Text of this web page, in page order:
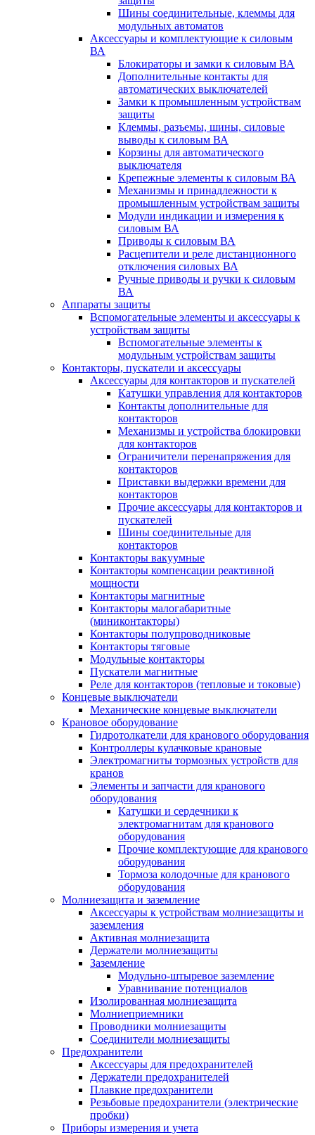
Шины соединительные, клеммы для
модульных автоматов
Аксессуары и комплектующие к силовым
ВА
Блокираторы и замки к силовым ВА
Дополнительные контакты для
автоматических выключателей
Замки к промышленным устройствам
защиты
Клеммы, разъемы, шины, силовые
выводы к силовым ВА
Корзины для автоматического
выключателя
Крепежные элементы к силовым ВА
Механизмы и принадлежности к
промышленным устройствам защиты
Модули индикации и измерения к
силовым ВА
Приводы к силовым ВА
Расцепители и реле дистанционного
отключения силовых ВА
Ручные приводы и ручки к силовым
ВА
Аппараты защиты
Вспомогательные элементы и аксессуары к
устройствам защиты
Вспомогательные элементы к
модульным устройствам защиты
Контакторы, пускатели и аксессуары
Аксессуары для контакторов и пускателей
Катушки управления для контакторов
Контакты дополнительные для
контакторов
Механизмы и устройства блокировки
для контакторов
Ограничители перенапряжения для
контакторов
Приставки выдержки времени для
контакторов
Прочие аксессуары для контакторов и
пускателей
Шины соединительные для
контакторов
Контакторы вакуумные
Контакторы компенсации реактивной
мощности
Контакторы магнитные
Контакторы малогабаритные
(миниконтакторы)
Контакторы полупроводниковые
Контакторы тяговые
Модульные контакторы
Пускатели магнитные
Реле для контакторов (тепловые и токовые)
Концевые выключатели
Механические концевые выключатели
Крановое оборудование
Гидротолкатели для кранового оборудования
Контроллеры кулачковые крановые
Электромагниты тормозных устройств для
кранов
Элементы и запчасти для кранового
оборудования
Катушки и сердечники к
электромагнитам для кранового
оборудования
Прочие комплектующие для кранового
оборудования
Тормоза колодочные для кранового
оборудования
Молниезащита и заземление
Аксессуары к устройствам молниезащиты и
заземления
Активная молниезащита
Держатели молниезащиты
Заземление
Модульно-штыревое заземление
Уравнивание потенциалов
Изолированная молниезащита
Молниеприемники
Проводники молниезащиты
Соединители молниезащиты
Предохранители
Аксессуары для предохранителей
Держатели предохранителей
Плавкие предохранители
Резьбовые предохранители (электрические
пробки)
Приборы измерения и учета